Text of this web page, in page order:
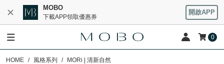
MOBO
下載APP領取優惠券
開啟APP
0
HOME 風格系列 MORi | 清新自然